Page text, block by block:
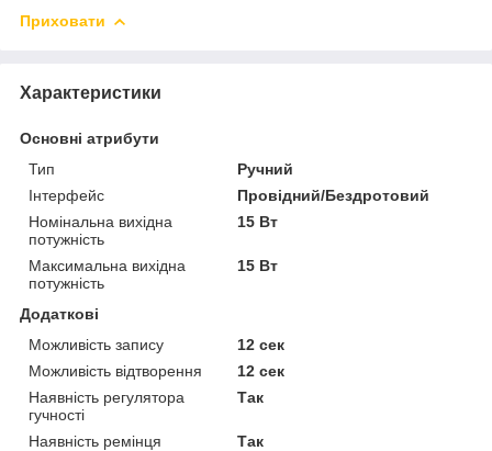
Приховати
Характеристики
Основні атрибути
Тип
Ручний
Інтерфейс
Провідний/Бездротовий
Номінальна вихідна
потужність
15 Вт
Максимальна вихідна
потужність
15 Вт
Додаткові
Можливість запису
12 сек
Можливість відтворення
12 сек
Наявність регулятора
гучності
Так
Наявність ремінця
Так